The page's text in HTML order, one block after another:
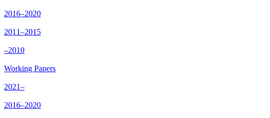
2016–2020
2011–2015
–2010
Working Papers
2021–
2016–2020